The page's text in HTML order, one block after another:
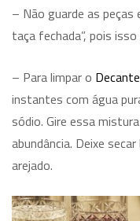
– Não guarde as peças
taça fechada”, pois
– Para limpar o
instantes com água
sódio. Gire essa
abundância. Deixe
arejado.